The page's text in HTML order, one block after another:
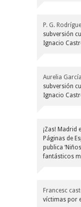
P. G.
subversión
Ignacio
Aurelia García
subversión
Ignacio
¡Zas! Madrid
Páginas de
publica
fantásticos
Francesc
víctimas por